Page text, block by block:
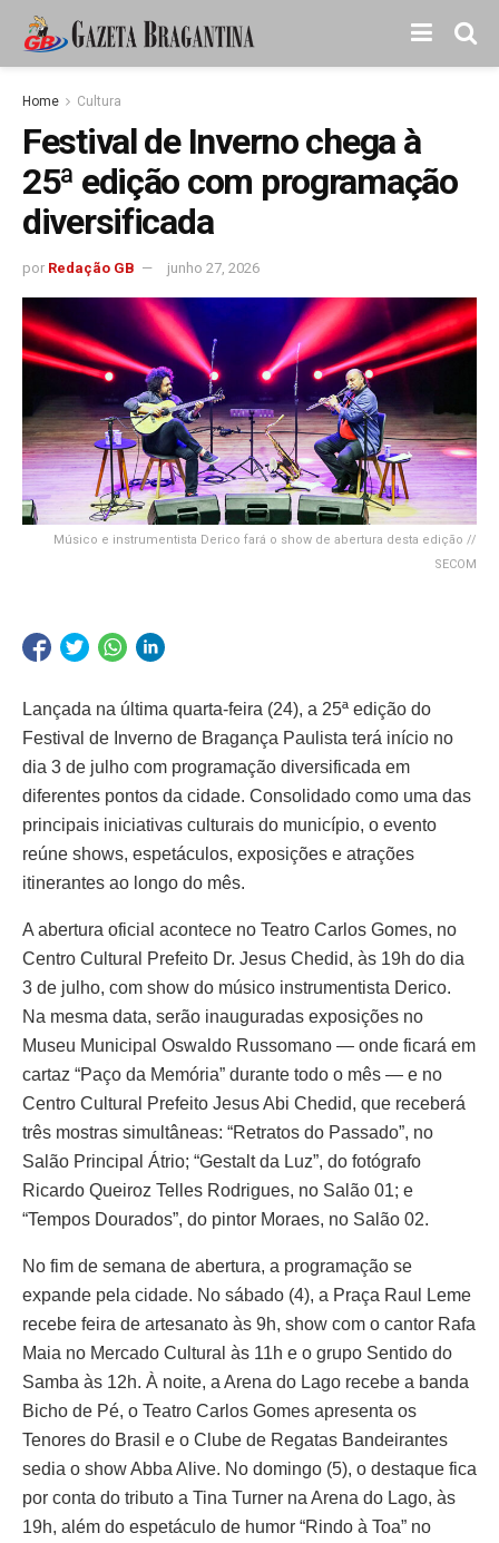
Home Cultura
Festival de Inverno chega à
25ª edição com programação
diversificada
por Redação GB junho 27, 2026
Músico e instrumentista Derico fará o show de abertura desta edição //
SECOM
Lançada na última quarta-feira (24), a 25ª edição do
Festival de Inverno de Bragança Paulista terá início no
dia 3 de julho com programação diversificada em
diferentes pontos da cidade. Consolidado como uma das
principais iniciativas culturais do município, o evento
reúne shows, espetáculos, exposições e atrações
itinerantes ao longo do mês.
A abertura oficial acontece no Teatro Carlos Gomes, no
Centro Cultural Prefeito Dr. Jesus Chedid, às 19h do dia
3 de julho, com show do músico instrumentista Derico.
Na mesma data, serão inauguradas exposições no
Museu Municipal Oswaldo Russomano — onde ficará em
cartaz “Paço da Memória” durante todo o mês — e no
Centro Cultural Prefeito Jesus Abi Chedid, que receberá
três mostras simultâneas: “Retratos do Passado”, no
Salão Principal Átrio; “Gestalt da Luz”, do fotógrafo
Ricardo Queiroz Telles Rodrigues, no Salão 01; e
“Tempos Dourados”, do pintor Moraes, no Salão 02.
No fim de semana de abertura, a programação se
expande pela cidade. No sábado (4), a Praça Raul Leme
recebe feira de artesanato às 9h, show com o cantor Rafa
Maia no Mercado Cultural às 11h e o grupo Sentido do
Samba às 12h. À noite, a Arena do Lago recebe a banda
Bicho de Pé, o Teatro Carlos Gomes apresenta os
Tenores do Brasil e o Clube de Regatas Bandeirantes
sedia o show Abba Alive. No domingo (5), o destaque fica
por conta do tributo a Tina Turner na Arena do Lago, às
19h, além do espetáculo de humor “Rindo à Toa” no